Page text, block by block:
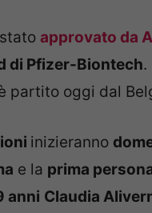
approvato da
di Pfizer-Biontech.
partito oggi dal
inizieranno
e la prima
anni Claudia